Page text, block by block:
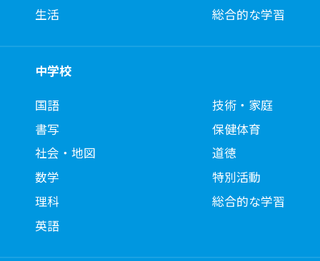
生活
総合的な学習
中学校
国語
書写
社会・地図
数学
理科
英語
技術・家庭
保健体育
道徳
特別活動
総合的な学習